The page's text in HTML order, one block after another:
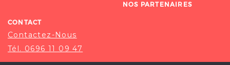
NOS PARTENAIRES
CONTACT
Contactez-Nous
Tél. 0696 11 09 47